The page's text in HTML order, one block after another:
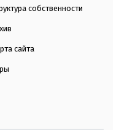
собственности
сайта